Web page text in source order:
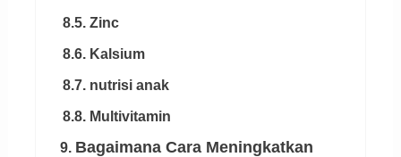
8.5. Zinc
8.6. Kalsium
8.7. nutrisi anak
8.8. Multivitamin
9. Bagaimana Cara Meningkatkan